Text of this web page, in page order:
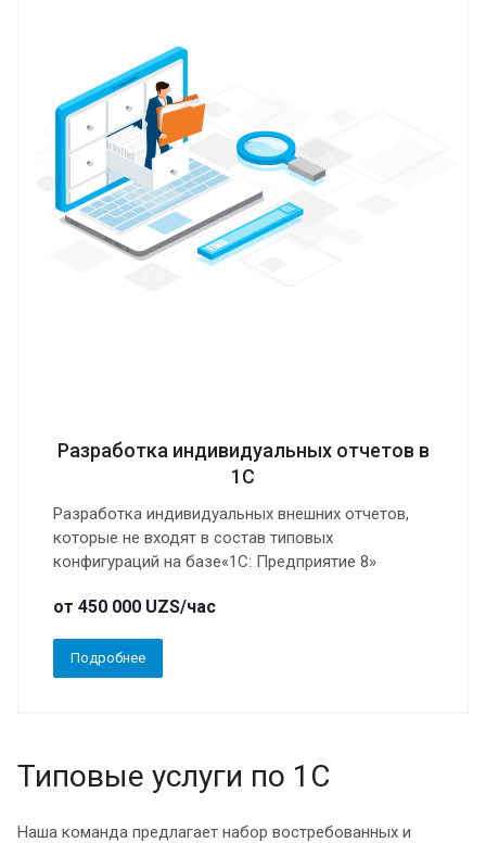
Разработка индивидуальных отчетов в
1С
Разработка индивидуальных внешних отчетов,
которые не входят в состав типовых
конфигураций на базе«1С: Предприятие 8»
от 450 000 UZS/час
Подробнее
Типовые услуги по 1С
Наша команда предлагает набор востребованных и